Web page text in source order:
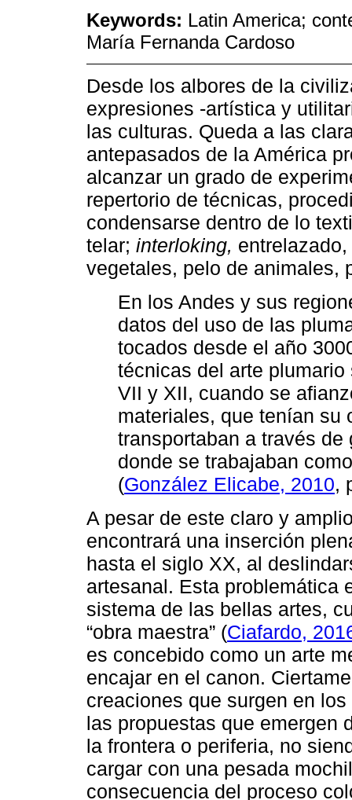
Keywords: Latin America;
María Fernanda Cardoso
Desde los albores de la
expresiones -artística y
las culturas. Queda a las
antepasados de la América
alcanzar un grado de
repertorio de técnicas,
condensarse dentro de lo
telar; interloking,
vegetales, pelo de animales,
En los Andes y sus
datos del uso de las
tocados desde el año
técnicas del arte
VII y XII, cuando se
materiales, que tenían su
transportaban a través
donde se trabajaban
(González Elicabe, 2010,
A pesar de este claro y
encontrará una inserción
hasta el siglo XX, al
artesanal. Esta problemática
sistema de las bellas artes,
“obra maestra” (Ciafardo,
es concebido como un arte
encajar en el canon.
creaciones que surgen en
las propuestas que emergen
la frontera o periferia, no
cargar con una pesada
consecuencia del proceso